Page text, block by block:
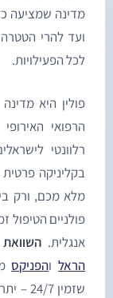
שמציעה כזה
להרי הטטרה
הפעילויות.
היא מדינה
לישראלים.
פרטית ובין
מכם, ורק ביטוח
הטיפול זמין
השוואת
והפניקסמספקות
שזמין 24/7 –